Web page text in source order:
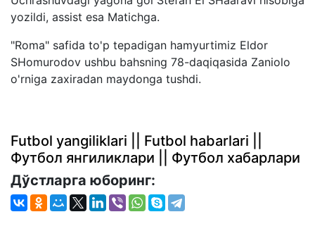
yozildi, assist esa Matichga.
"Roma" safida to'p tepadigan hamyurtimiz Eldor
SHomurodov ushbu bahsning 78-daqiqasida Zaniolo
o'rniga zaxiradan maydonga tushdi.
Futbol yangiliklari || Futbol habarlari ||
Футбол янгиликлари || Футбол хабарлари
Дўстларга юборинг: